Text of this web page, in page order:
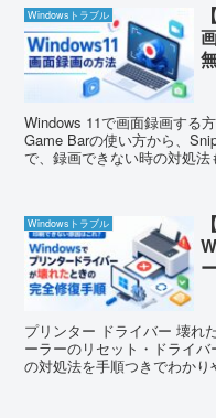
Windowsトラブル
Windows 11で画面録画する
Game Barの使い方から、
で、録画できない時の対処法
Windowsトラブル
プリンター ドライバー 壊れ
ーラーのリセット・ドライ
の対処法を手順つきでわかり